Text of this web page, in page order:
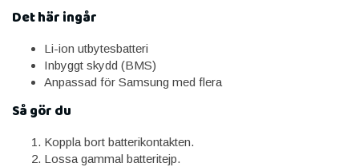
Det här ingår
Li-ion utbytesbatteri
Inbyggt skydd (BMS)
Anpassad för Samsung med flera
Så gör du
Koppla bort batterikontakten.
Lossa gammal batteritejp.